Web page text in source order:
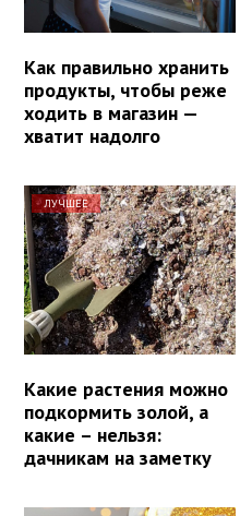
Как правильно хранить
продукты, чтобы реже
ходить в магазин —
хватит надолго
ЛУЧШЕЕ
Какие растения можно
подкормить золой, а
какие – нельзя:
дачникам на заметку